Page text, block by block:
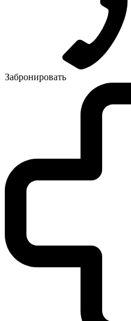
Забронировать